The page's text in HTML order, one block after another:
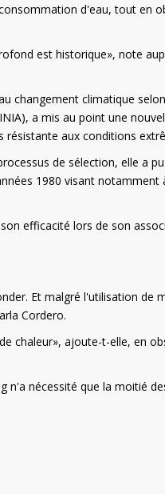
d'eau, tout en
est historique», note
changement climatique
a mis au point une
résistante aux conditions
de sélection, elle a
1980 visant
efficacité lors de son
Et malgré l'utilisation de
Cordero.
chaleur», ajoute-t-elle, en
n'a nécessité que la moitié